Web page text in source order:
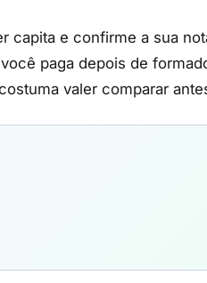
capita e confirme a sua
paga depois de
valer comparar